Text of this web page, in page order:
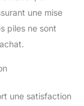
x 47,5 x
de course
sans
ses
et à
une mise
piles ne sont
une satisfaction